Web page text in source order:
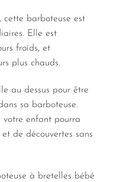
cette barboteuse est
Elle est
froids, et
plus chauds.
au dessus pour être
sa barboteuse.
votre enfant pourra
de découvertes sans
à bretelles bébé